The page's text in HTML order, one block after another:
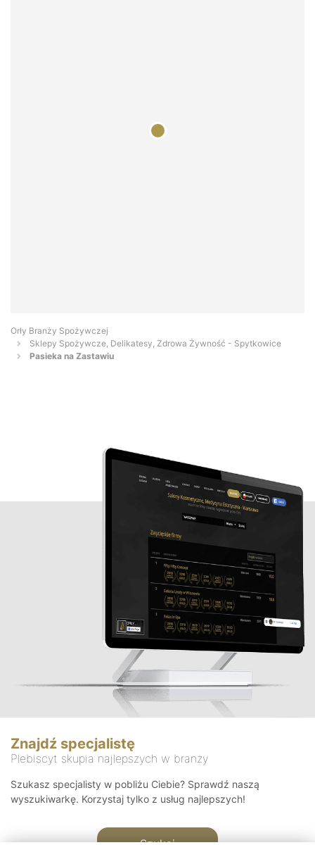
Orły Branży Spożywczej
Sklepy Spożywcze, Delikatesy, Zdrowa Żywność - Spytkowice
Pasieka na Zastawiu
Znajdź specjalistę
Plebiscyt skupia najlepszych w branży
Szukasz specjalisty w pobliżu Ciebie? Sprawdź naszą
wyszukiwarkę. Korzystaj tylko z usług najlepszych!